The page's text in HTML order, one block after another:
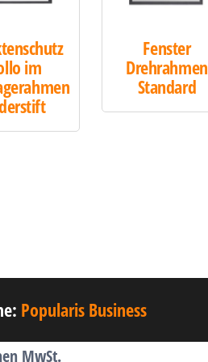
im
Fenster
Drehrahmen
Standard
Popularis Business
MwSt.